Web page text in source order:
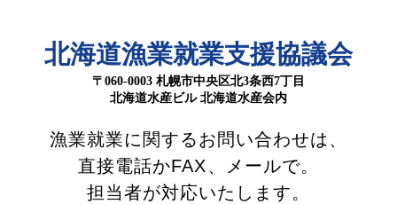
北海道漁業就業支援協議会
〒060-0003 札幌市中央区北3条西7丁目
北海道水産ビル 北海道水産会内
漁業就業に関するお問い合わせは、
直接電話かFAX、メールで。
担当者が対応いたします。